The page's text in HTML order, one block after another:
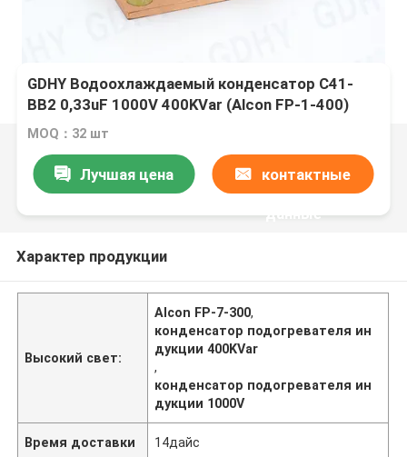
GDHY Водоохлаждаемый конденсатор C41-
BB2 0,33uF 1000V 400KVar (Alcon FP-1-400)
для индукционной плавильной машины
MOQ：32 шт
Лучшая цена контактные
данные
Характер продукции
Высокий свет:
Alcon FP-7-300,
конденсатор подогревателя ин
дукции 400KVar
,
конденсатор подогревателя ин
дукции 1000V
Время доставки 14дайс